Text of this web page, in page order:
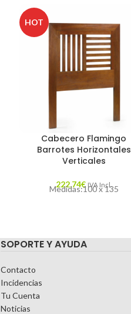
HOT
Cabecero Flamingo
Barrotes Horizontales
Verticales
222,74€ IVA Incl.
Medidas:100 x 135
SOPORTE Y AYUDA
Contacto
Incidencias
Tu Cuenta
Noticias